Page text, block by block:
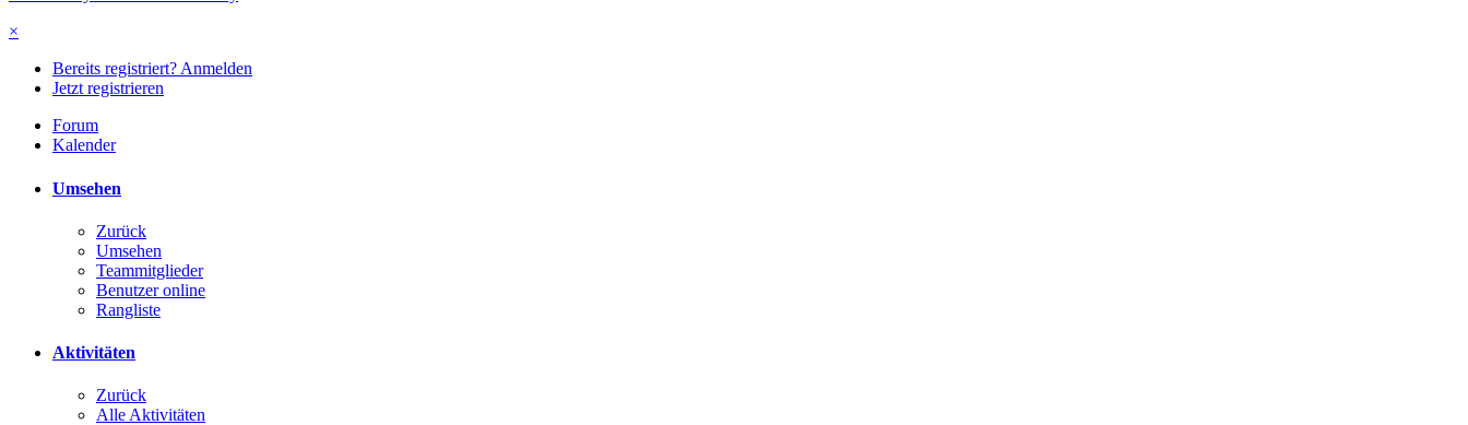
×
Bereits registriert? Anmelden
Jetzt registrieren
Forum
Kalender
Umsehen
Zurück
Umsehen
Teammitglieder
Benutzer online
Rangliste
Aktivitäten
Zurück
Alle Aktivitäten